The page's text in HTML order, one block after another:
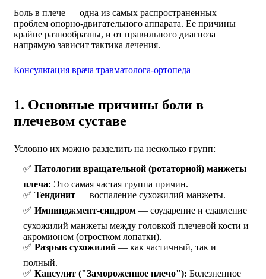
Боль в плече — одна из самых распространенных
проблем опорно-двигательного аппарата. Ее причины
крайне разнообразны, и от правильного диагноза
напрямую зависит тактика лечения.
Консультация врача травматолога-ортопеда
1. Основные причины боли в
плечевом суставе
Условно их можно разделить на несколько групп:
Патологии вращательной (ротаторной) манжеты
плеча: Это самая частая группа причин.
Тендинит— воспаление сухожилий манжеты.
Импинджмент-синдром— соударение и сдавление
сухожилий манжеты между головкой плечевой кости и
акромионом (отростком лопатки).
Разрыв сухожилий— как частичный, так и
полный.
Капсулит ("Замороженное плечо"): Болезненное